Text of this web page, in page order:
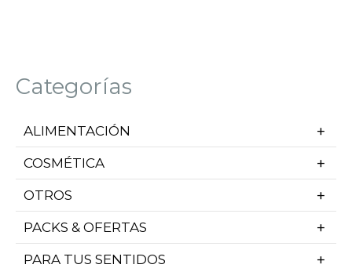
Categorías
ALIMENTACIÓN
COSMÉTICA
OTROS
PACKS & OFERTAS
PARA TUS SENTIDOS